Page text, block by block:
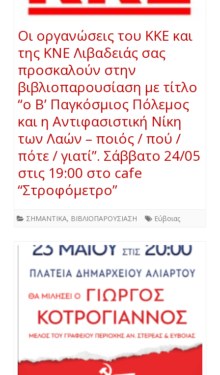
Οι οργανώσεις του ΚΚΕ και
της ΚΝΕ Λιβαδειάς σας
προσκαλούν στην
βιβλιοπαρουσίαση με τίτλο
“ο Β’ Παγκόσμιος Πόλεμος
και η Αντιφασιστική Νίκη
των Λαών – ποιός / πού /
πότε / γιατί”. Σάββατο 24/05
στις 19:00 στο cafe
“Στροφόμετρο”
ΣΗΜΑΝΤΙΚΑ, ΒΙΒΛΙΟΠΑΡΟΥΣΙΑΣΗ Εύβοιας